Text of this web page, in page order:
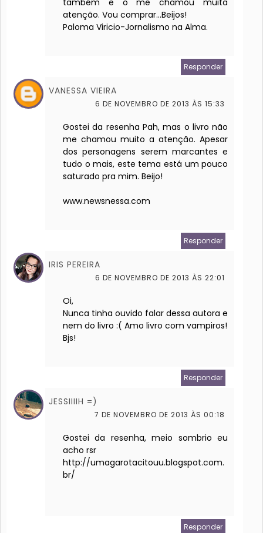
também e o me chamou muita
atenção. Vou comprar...Beijos!
Paloma Viricio-Jornalismo na Alma.
Responder
VANESSA VIEIRA
6 DE NOVEMBRO DE 2013 ÀS 15:33
Gostei da resenha Pah, mas o livro não
me chamou muito a atenção. Apesar
dos personagens serem marcantes e
tudo o mais, este tema está um pouco
saturado pra mim. Beijo!
www.newsnessa.com
Responder
IRIS PEREIRA
6 DE NOVEMBRO DE 2013 ÀS 22:01
Oi,
Nunca tinha ouvido falar dessa autora e
nem do livro :( Amo livro com vampiros!
Bjs!
Responder
JESSIIIIH =)
7 DE NOVEMBRO DE 2013 ÀS 00:18
Gostei da resenha, meio sombrio eu
acho rsr
http://umagarotacitouu.blogspot.com.
br/
Responder